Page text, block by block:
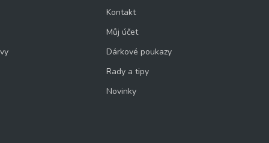
Kontakt
Můj účet
Dárkové poukazy
Rady a tipy
Novinky